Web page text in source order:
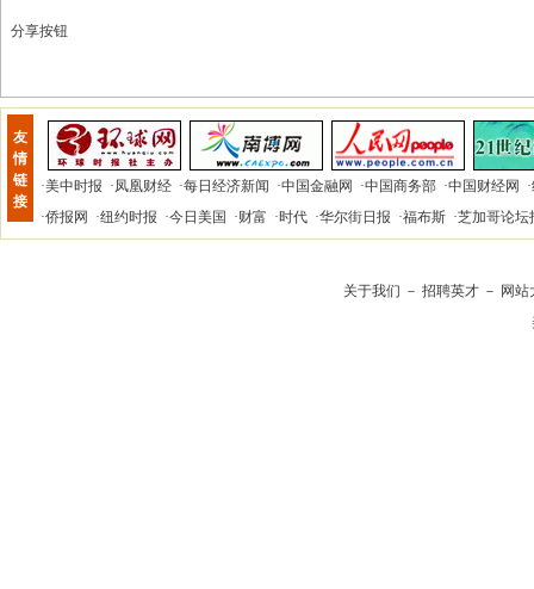
分享按钮
友
情
链
接
·美中时报 ·凤凰财经 ·每日经济新闻 ·中国金融网 ·中国商务部 ·中国财经网 ·
·侨报网 ·纽约时报 ·今日美国 ·财富 ·时代 ·华尔街日报 ·福布斯 ·芝加哥论坛
关于我们 － 招聘英才 － 网站